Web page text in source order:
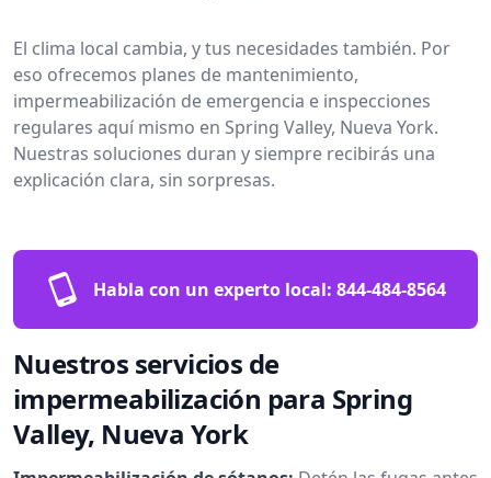
El clima local cambia, y tus necesidades también. Por
eso ofrecemos planes de mantenimiento,
impermeabilización de emergencia e inspecciones
regulares aquí mismo en Spring Valley, Nueva York.
Nuestras soluciones duran y siempre recibirás una
explicación clara, sin sorpresas.
Habla con un experto local: 844-484-8564
Nuestros servicios de
impermeabilización para Spring
Valley, Nueva York